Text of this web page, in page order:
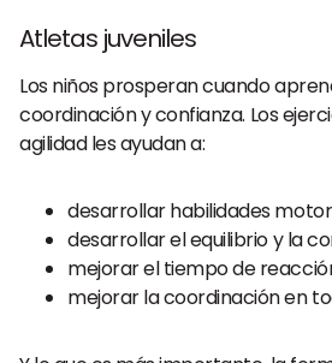
Atletas juveniles
Los niños prosperan cuando
coordinación y confianza. Los
agilidad les ayudan a:
desarrollar habilidades
desarrollar el equilibrio y la
mejorar el tiempo de
mejorar la coordinación en